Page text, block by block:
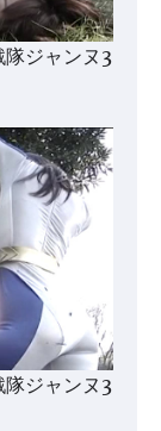
ジャンヌ3
ジャンヌ3